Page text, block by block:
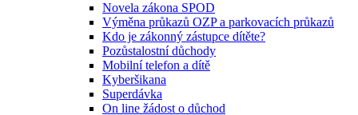
Novela zákona SPOD
Výměna průkazů OZP a parkovacích průkazů
Kdo je zákonný zástupce dítěte?
Pozůstalostní důchody
Mobilní telefon a dítě
Kyberšikana
Superdávka
On line žádost o důchod